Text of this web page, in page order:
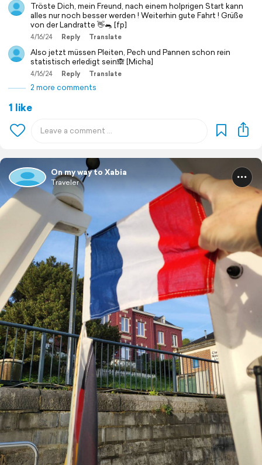
Tröste Dich, mein Freund, nach einem holprigen Start kann
alles nur noch besser werden ! Weiterhin gute Fahrt ! Grüße
von der Landratte 👋🐀 [fp]
4/16/24 Reply Translate
Also jetzt müssen Pleiten, Pech und Pannen schon rein
statistisch erledigt sein🙈 [Micha]
4/16/24 Reply Translate
2 more comments
1 like
On my way to Xabia
Traveler